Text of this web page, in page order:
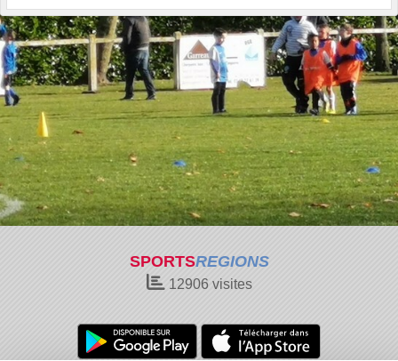
SPORTSREGIONS
12906visites